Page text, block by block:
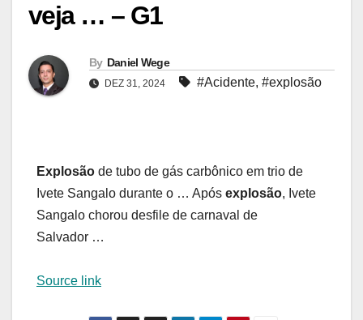
veja … – G1
By Daniel Wege
DEZ 31, 2024 #Acidente, #explosão
Explosão de tubo de gás carbônico em trio de
Ivete Sangalo durante o … Após explosão, Ivete
Sangalo chorou desfile de carnaval de
Salvador …
Source link